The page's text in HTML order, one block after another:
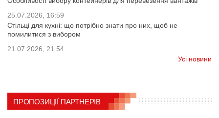
25.07.2026, 16:59
Стільці для кухні: що потрібно знати про них, щоб не
помилитися з вибором
21.07.2026, 21:54
Усі новини
ПРОПОЗИЦІЇ ПАРТНЕРІВ